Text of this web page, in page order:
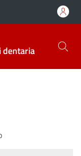
dentaria